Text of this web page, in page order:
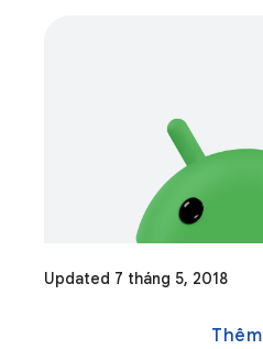
Updated 7 tháng 5, 2018
Thêm